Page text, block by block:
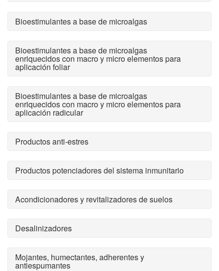
Bioestimulantes a base de microalgas
Bioestimulantes a base de microalgas
enriquecidos con macro y micro elementos para
aplicación foliar
Bioestimulantes a base de microalgas
enriquecidos con macro y micro elementos para
aplicación radicular
Productos anti-estres
Productos potenciadores del sistema inmunitario
Acondicionadores y revitalizadores de suelos
Desalinizadores
Mojantes, humectantes, adherentes y
antiespumantes